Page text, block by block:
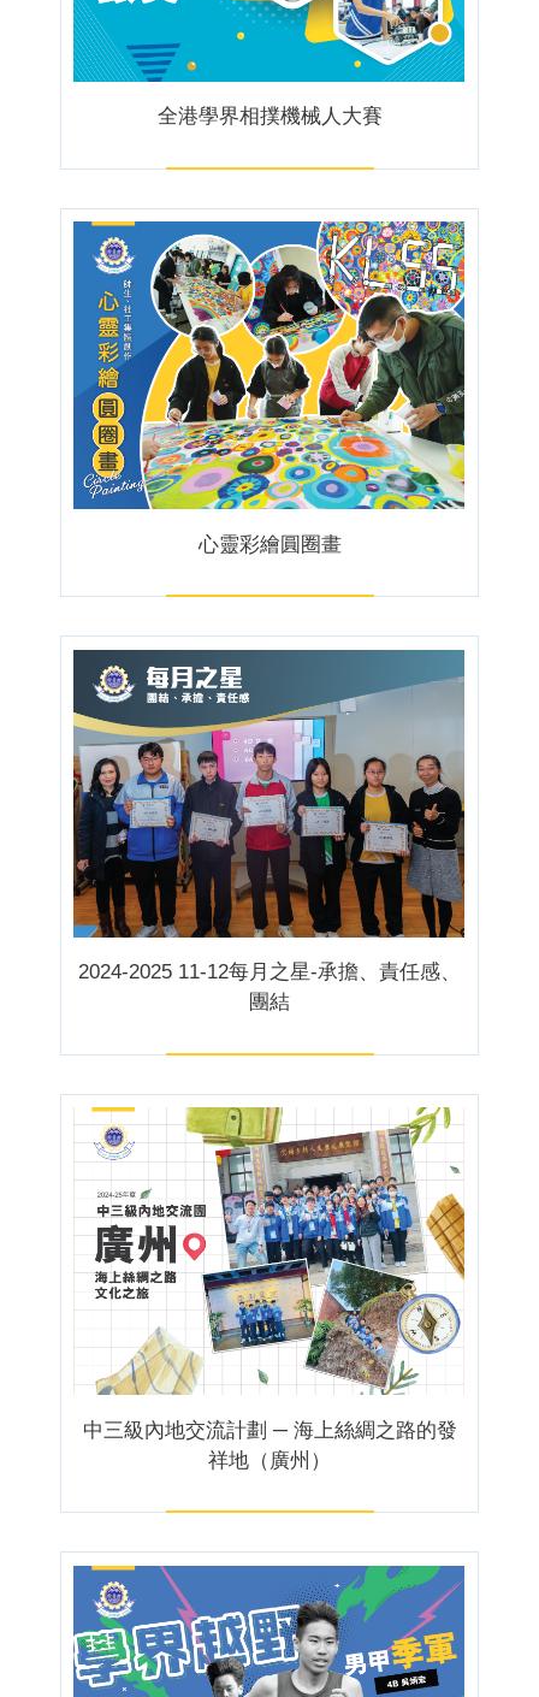
全港學界相撲機械人大賽
心靈彩繪圓圈畫
2024-2025 11-12每月之星-承擔、責任感、
團結
中三級內地交流計劃 ─ 海上絲綢之路的發
祥地（廣州）